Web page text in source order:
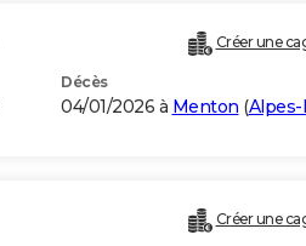
Créer une
Décès
04/01/2026 à Menton (
Créer une